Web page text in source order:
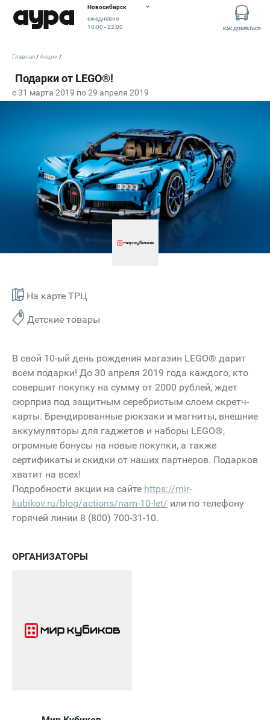
Новосибирск
ежедневно
10:00 - 22:00
КАК ДОБРАТЬСЯ
c 31 марта 2019 по 29 апреля 2019
На карте ТРЦ
Детские товары
Главная Акции
В свой 10-ый день рождения магазин LEGO® дарит
всем подарки! До 30 апреля 2019 года каждого, кто
совершит покупку на сумму от 2000 рублей, ждет
сюрприз под защитным серебристым слоем скретч-
карты. Брендированные рюкзаки и магниты, внешние
аккумуляторы для гаджетов и наборы LEGO®,
огромные бонусы на новые покупки, а также
сертификаты и скидки от наших партнеров. Подарков
хватит на всех!
Подробности акции на сайте https://mir-
kubikov.ru/blog/actions/nam-10-let/ или по телефону
горячей линии 8 (800) 700-31-10.
ОРГАНИЗАТОРЫ